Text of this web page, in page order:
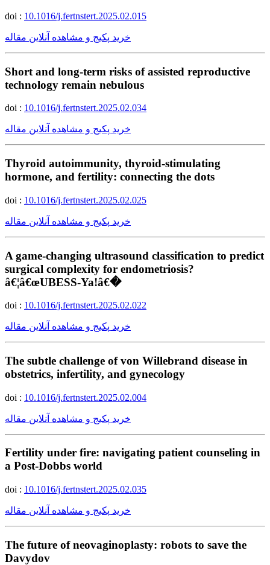
doi : 10.1016/j.fertnstert.2025.02.015
خرید پکیج و مشاهده آنلاین مقاله
Short and long-term risks of assisted reproductive
technology remain nebulous
doi : 10.1016/j.fertnstert.2025.02.034
خرید پکیج و مشاهده آنلاین مقاله
Thyroid autoimmunity, thyroid-stimulating
hormone, and fertility: connecting the dots
doi : 10.1016/j.fertnstert.2025.02.025
خرید پکیج و مشاهده آنلاین مقاله
A game-changing ultrasound classification to predict
surgical complexity for endometriosis?
â€¦â€œUBESS-Ya!â€�
doi : 10.1016/j.fertnstert.2025.02.022
خرید پکیج و مشاهده آنلاین مقاله
The subtle challenge of von Willebrand disease in
obstetrics, infertility, and gynecology
doi : 10.1016/j.fertnstert.2025.02.004
خرید پکیج و مشاهده آنلاین مقاله
Fertility under fire: navigating patient counseling in
a Post-Dobbs world
doi : 10.1016/j.fertnstert.2025.02.035
خرید پکیج و مشاهده آنلاین مقاله
The future of neovaginoplasty: robots to save the
Davydov